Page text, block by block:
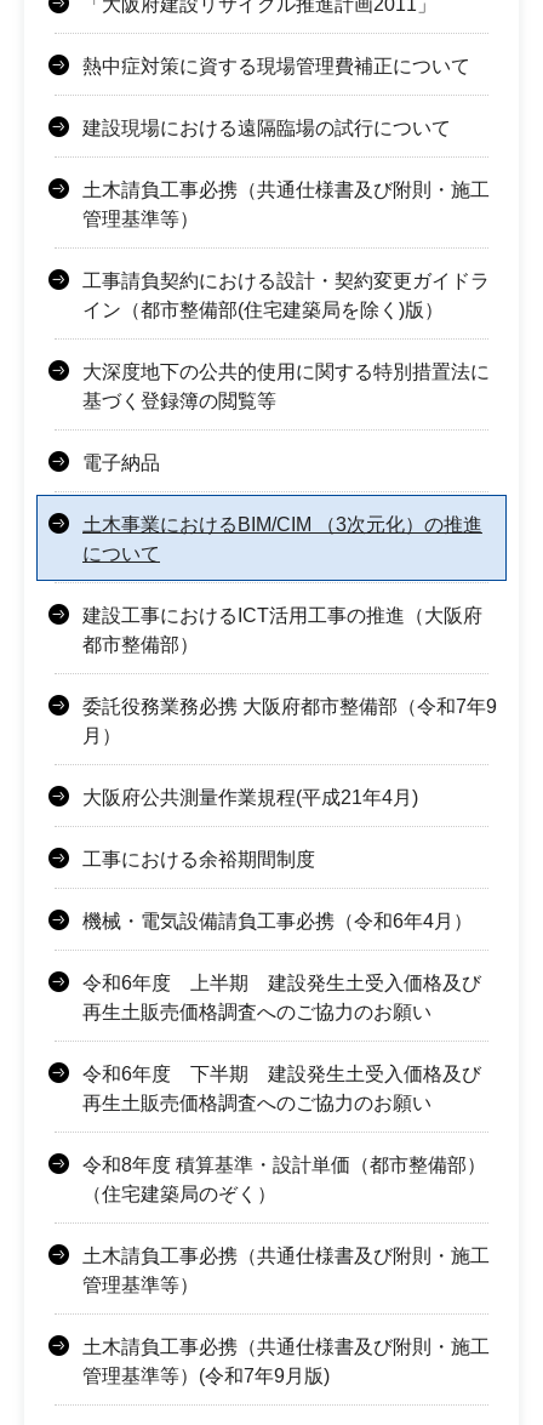
熱中症対策に資する現場管理費補正について
建設現場における遠隔臨場の試行について
土木請負工事必携（共通仕様書及び附則・施工
管理基準等）
工事請負契約における設計・契約変更ガイドラ
イン（都市整備部(住宅建築局を除く)版）
大深度地下の公共的使用に関する特別措置法に
基づく登録簿の閲覧等
電子納品
土木事業におけるBIM/CIM （3次元化）の推進
について
建設工事におけるICT活用工事の推進（大阪府
都市整備部）
委託役務業務必携 大阪府都市整備部（令和7年9
月）
大阪府公共測量作業規程(平成21年4月)
工事における余裕期間制度
機械・電気設備請負工事必携（令和6年4月）
令和6年度 上半期 建設発生土受入価格及び
再生土販売価格調査へのご協力のお願い
令和6年度 下半期 建設発生土受入価格及び
再生土販売価格調査へのご協力のお願い
令和8年度 積算基準・設計単価（都市整備部）
（住宅建築局のぞく）
土木請負工事必携（共通仕様書及び附則・施工
管理基準等）
土木請負工事必携（共通仕様書及び附則・施工
管理基準等）(令和7年9月版)